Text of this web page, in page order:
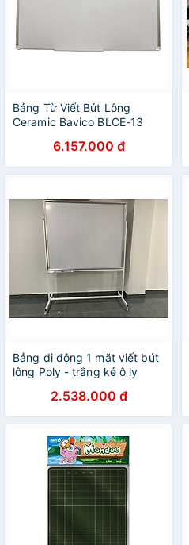
Bảng Từ Viết Bút Lông
Ceramic Bavico BLCE-13
6.157.000 đ
Bảng di động 1 mặt viết bút
lông Poly - trắng kẻ ô ly
2.538.000 đ